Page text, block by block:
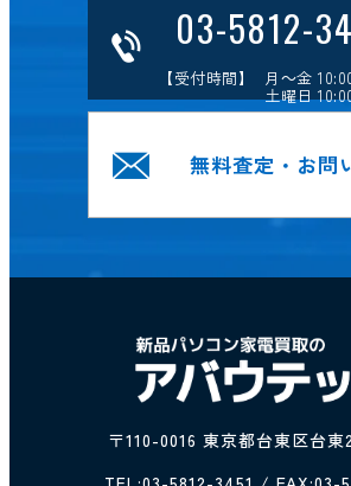
03-5812-
【受付時間】 月～金
土曜日
無料査定・お問
〒110-0016 東京都台東区台